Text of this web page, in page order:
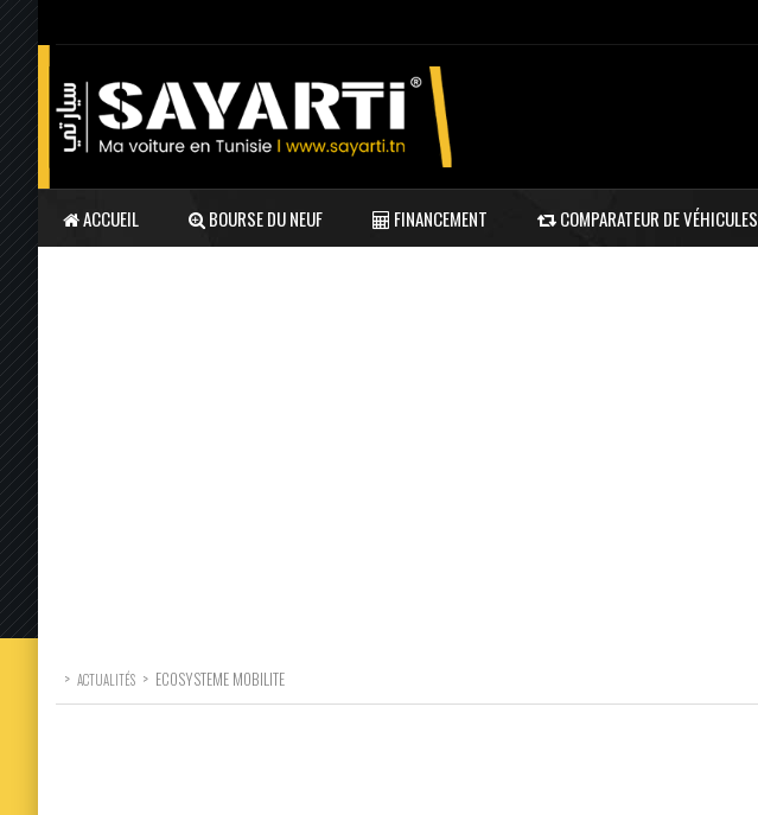
ACCUEIL BOURSE DU NEUF FINANCEMENT COMPARATEUR DE VÉHICULES
> ACTUALITÉS > ECOSYSTEME MOBILITE